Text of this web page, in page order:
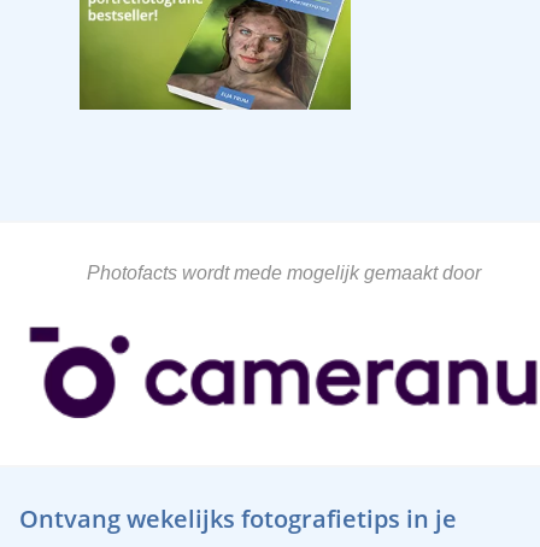
Photofacts wordt mede mogelijk gemaakt door
Ontvang wekelijks fotografietips in je